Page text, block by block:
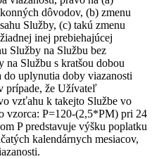
dôvodov, (b) zmenu
Služby, (c) takú zmenu
inej prebiehajúcej
Služby na Službu bez
na Službu s kratšou dobou
do uplynutia doby viazanosti
prípade, že Užívateľ
vzťahu k takejto Službe vo
vzorca: P=120-(2,5*PM) pri 24
P predstavuje výšku poplatku
kalendárnych mesiacov,